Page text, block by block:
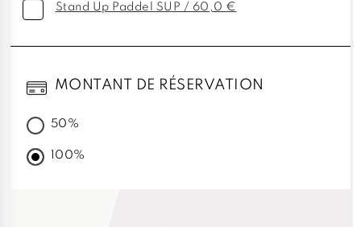
Stand Up Paddel SUP / 60,0 €
MONTANT DE RÉSERVATION
50%
100%